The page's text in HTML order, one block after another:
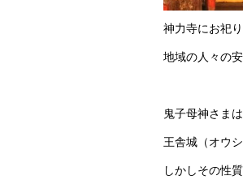
神力寺にお祀
地域の人々の
鬼子母神さま
王舎城（オウ
しかしその性